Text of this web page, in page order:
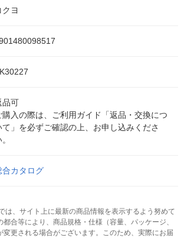
クヨ
品可
購入の際は、ご利用ガイド「返品・交換につ
て」を必ずご確認の上、お申し込みくださ
合カタログ
は、サイト上に最新の商品情報を表示するよう努めて
合等により、商品規格・仕様（容量、パッケージ、
変更される場合がございます。このため、実際にお届